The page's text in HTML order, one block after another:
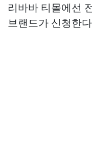
리바바 티몰에선
브랜드가 신청한